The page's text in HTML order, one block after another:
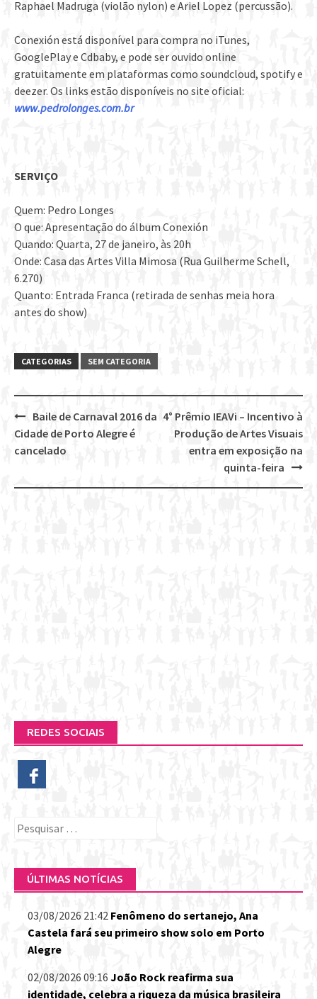
Raphael Madruga (violão nylon) e Ariel Lopez (percussão).
Conexión está disponível para compra no iTunes,
GooglePlay e Cdbaby, e pode ser ouvido online
gratuitamente em plataformas como soundcloud, spotify e
deezer. Os links estão disponíveis no site oficial:
www.pedrolonges.com.br
SERVIÇO
Quem: Pedro Longes
O que: Apresentação do álbum Conexión
Quando: Quarta, 27 de janeiro, às 20h
Onde: Casa das Artes Villa Mimosa (Rua Guilherme Schell,
6.270)
Quanto: Entrada Franca (retirada de senhas meia hora
antes do show)
CATEGORIAS SEM CATEGORIA
Post
navigation
4° Prêmio IEAVi – Incentivo à
Produção de Artes Visuais
entra em exposição na
quinta-feira
Baile de Carnaval 2016 da
Cidade de Porto Alegre é
cancelado
REDES SOCIAIS
Pesquisar
ÚLTIMAS NOTÍCIAS
03/08/2026 21:42 Fenômeno do sertanejo, Ana
Castela fará seu primeiro show solo em Porto
Alegre
02/08/2026 09:16 João Rock reafirma sua
identidade, celebra a riqueza da música brasileira